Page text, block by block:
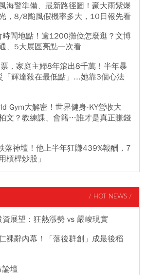
海警準備、最新路徑圖！豪大雨紫爆
，8/8颱風假機率多大，10日報先看
間地點！逾1200攤位怎麼逛？文博
、5大展區亮點一次看
，家庭主婦8年滾出8千萬！半年暴
「輝達殺在最低點」...她靠3個心法
Gym大解密！世界健身-KY營收大
文？教練課、會籍…誰才是真正賺錢
落神壇！他上半年狂賺439%報酬，7
槓桿炒股」
/ HOT NEWS /
展望：狂熱漲勢 vs 嚴峻現實
裸辭內幕！「落後群創」成最後稻
壇